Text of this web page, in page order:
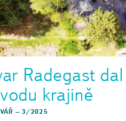
Radegast
krajině
–3/2025